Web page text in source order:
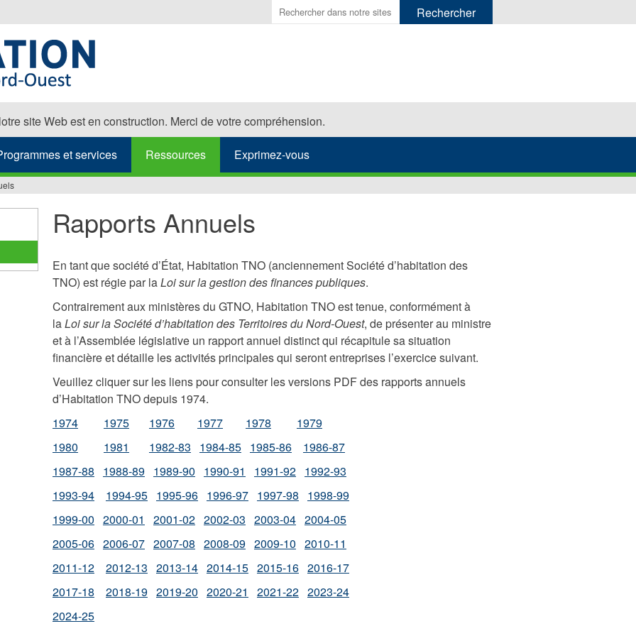
Saisir
les
site Web est en construction. Merci de votre compréhension.
et services Ressources Exprimez-vous
Rapports Annuels
En tant que société d’État, Habitation TNO (anciennement Société d’habitation des
TNO) est régie par laLoi sur la gestion des finances publiques.
Contrairement aux ministères du GTNO, Habitation TNO est tenue, conformément à
laLoi sur la Société d’habitation des Territoires du Nord-Ouest, de présenter au ministre
et à l’Assemblée législative un rapport annuel distinct qui récapitule sa situation
financière et détaille les activités principales qui seront entreprises l’exercice suivant.
Veuillez cliquer sur les liens pour consulter les versions PDF des rapports annuels
d’Habitation TNO depuis 1974.
1974
1975 1976 1977 1978
1979
1980
1981 1982-83 1984-85 1985-86
1986-87
1987-88
1988-89 1989-90 1990-91 1991-92 1992-93
1993-94
1994-95 1995-96 1996-97 1997-98
1998-99
1999-00 2000-01 2001-02 2002-03 2003-04 2004-05
2005-06 2006-07 2007-08 2008-09 2009-10 2010-11
2011-12
2012-13 2013-14 2014-15 2015-16 2016-17
2017-18
2018-19 2019-20 2020-21 2021-22 2023-24
2024-25